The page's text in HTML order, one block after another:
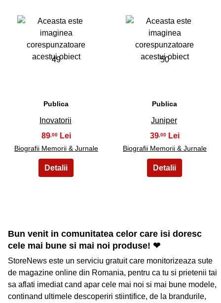
49
Publica
Inovatorii
89,00
Biografii Memorii & Jurnale
50
Publica
Juniper
39,00
Biografii Memorii & Jurnale
Bun venit in comunitatea celor care isi doresc
cele mai bune si mai noi produse! ❤
StoreNews este un serviciu gratuit care monitorizeaza sute
de magazine online din Romania, pentru ca tu si prietenii tai
sa aflati imediat cand apar cele mai noi si mai bune modele,
continand ultimele descoperiri stiintifice, de la brandurile,